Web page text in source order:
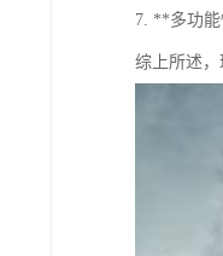
7. **多功能
综上所述，